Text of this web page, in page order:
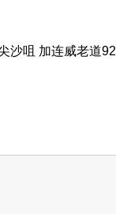
沙咀 加连威老道